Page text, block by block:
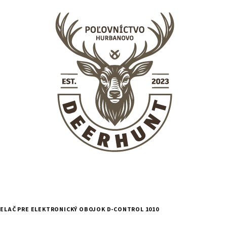
PRE ELEKTRONICKÝ OBOJOK D-CONTROL 1010